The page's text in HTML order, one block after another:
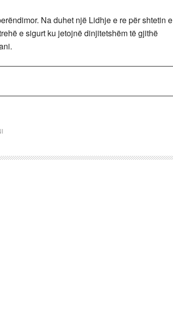
Na duhet një Lidhje e re për shtetin e
e sigurt ku jetojnë dinjitetshëm të gjithë